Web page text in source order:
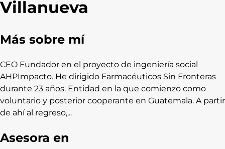
Villanueva
Más sobre mí
CEO Fundador en el proyecto de ingeniería social
AHPImpacto. He dirigido Farmacéuticos Sin Fronteras
durante 23 años. Entidad en la que comienzo como
voluntario y posterior cooperante en Guatemala. A partir
de ahí al regreso,...
Asesora en